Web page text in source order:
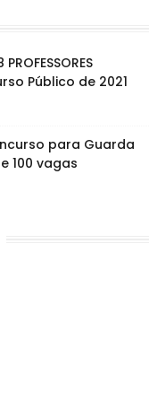
Público de 2021
para Guarda
100 vagas